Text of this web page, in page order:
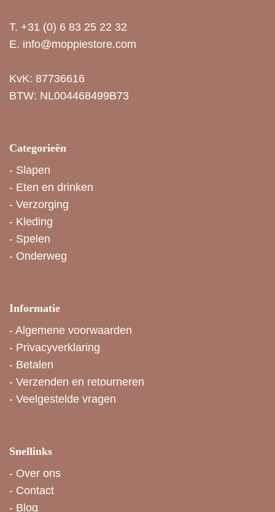
T. +31 (0) 6 83 25 22 32
E. info@moppiestore.com
KvK: 87736616
BTW: NL004468499B73
Categorieën
- Slapen
- Eten en drinken
- Verzorging
- Kleding
- Spelen
- Onderweg
Informatie
- Algemene voorwaarden
- Privacyverklaring
- Betalen
- Verzenden en retourneren
- Veelgestelde vragen
Snellinks
- Over ons
- Contact
- Blog